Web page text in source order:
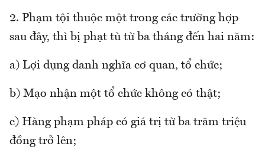
2. Phạm tội thuộc một trong các trường hợp
sau đây, thì bị phạt tù từ ba tháng đến hai năm:
a) Lợi dụng danh nghĩa cơ quan, tổ chức;
b) Mạo nhận một tổ chức không có thật;
c) Hàng phạm pháp có giá trị từ ba trăm triệu
đồng trở lên;